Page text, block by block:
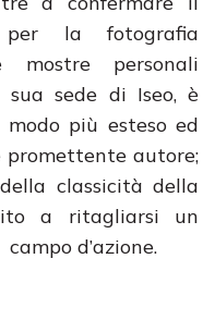
per la fotografia
mostre personali
sede di Iseo, è
più esteso ed
autore;
classicità della
a ritagliarsi un
d’azione.